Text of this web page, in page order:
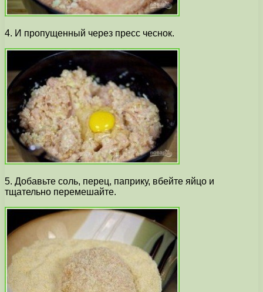
4. И пропущенный через пресс чеснок.
5. Добавьте соль, перец, паприку, вбейте яйцо и
тщательно перемешайте.